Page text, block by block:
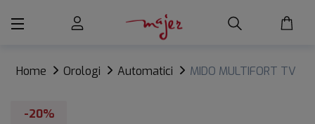
Home Orologi Automatici
MIDO MULTIFORT TV
-20%